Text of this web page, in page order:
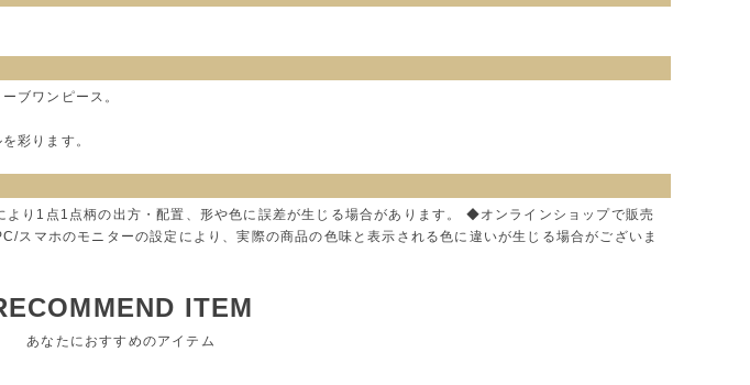
ブワンピース。
彩ります。
り1点1点柄の出方・配置、形や色に誤差が生じる場合があります。 ◆オンラインショップで販売
スマホのモニターの設定により、実際の商品の色味と表示される色に違いが生じる場合がございま
ITEM
あなたにおすすめのアイテム